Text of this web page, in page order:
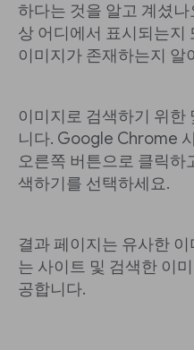
하다는 것을 알고 계셨
상 어디에서 표시되는지
이미지가 존재하는지 알
이미지로 검색하기 위한
니다. Google Chrome
오른쪽 버튼으로 클릭하
색하기를 선택하세요.
결과 페이지는 유사한
는 사이트 및 검색한 이
공합니다.